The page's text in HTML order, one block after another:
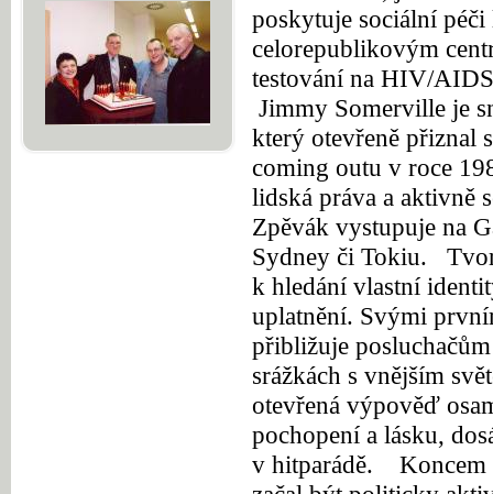
poskytuje sociální
celorepublikovým
testování na HIV/
Jimmy Somerville je
který otevřeně přiznal
coming outu v roce
lidská práva a aktivně
Zpěvák vystupuje na
Sydney či Tokiu.
k hledání vlastní
uplatnění. Svými
přibližuje
srážkách s vnějším
otevřená výpověď
pochopení a lásku,
v hitparádě.
Koncem